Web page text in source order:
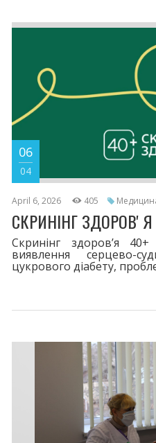
06
04
April 6, 2026 405
СКРИНІНГ ЗДОРОВʼЯ
Скринінг здоровʼя
виявлення серцево-
цукрового діабету,